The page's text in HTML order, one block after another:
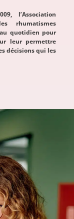
l’Association
rhumatismes
quotidien pour
leur permettre
décisions qui les